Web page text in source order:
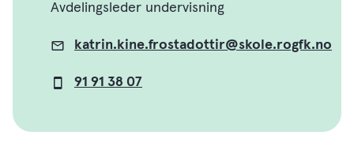
Avdelingsleder undervisning
E-
post
katrin.kine.frostadottir@skole.rogfk.no
Mobil
91 91 38 07